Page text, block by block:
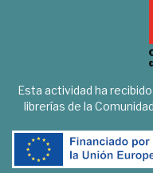
Esta actividad ha
librerías de la